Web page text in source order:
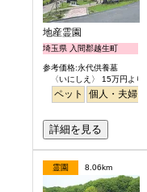
地産霊園
埼玉県 入間郡越生町
参考価格:永代供養墓
〈いにしえ〉 15万円より
ペット 個人・夫婦
詳細を見る
霊園 8.06km